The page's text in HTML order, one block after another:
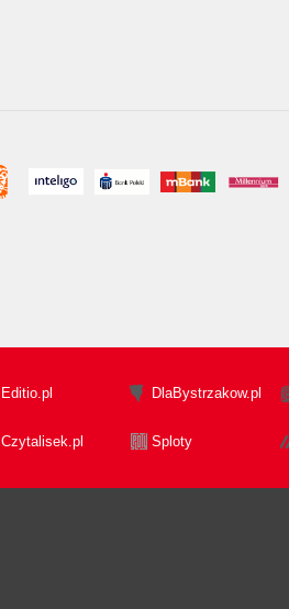
Editio.pl DlaBystrzakow.pl
Czytalisek.pl Sploty